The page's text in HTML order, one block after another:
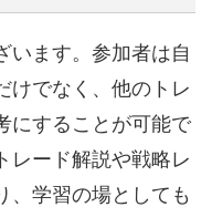
います。参加者は自
けでなく、他のトレ
にすることが可能で
レード解説や戦略レ
、学習の場としても